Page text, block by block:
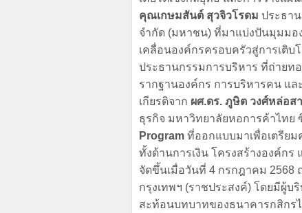
คุณเกษมสันต์ สุวจิวโรดม ประธา
จำกัด (มหาชน) ที่มาแบ่งปันมุมมอ
เคลื่อนองค์กรครอบครัวสู่การเติ
ประธานกรรมการบริหาร ที่ถ่ายท
รากฐานองค์กร การบริหารคน แ
เกียรติจาก ผศ.ดร. ภูษิต วงศ์หล่อส
ธุรกิจ มหาวิทยาลัยหอการค้าไทย
Program ที่ออกแบบมาเพื่อเตรีย
ทั้งด้านการเงิน โครงสร้างองค์กร
จัดขึ้นเมื่อวันที่ 4 กรกฎาคม 2568
กรุงเทพฯ (ราชประสงค์) โดยมีผู้บ
สะท้อนบทบาทของธนาคารกสิกร